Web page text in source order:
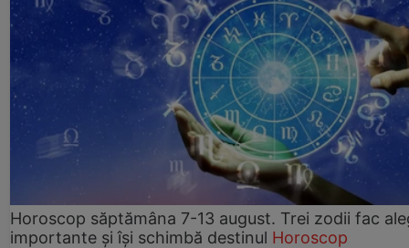
Horoscop săptămâna 7-13 august. Trei zodii fac
importante și își schimbă destinul Horoscop